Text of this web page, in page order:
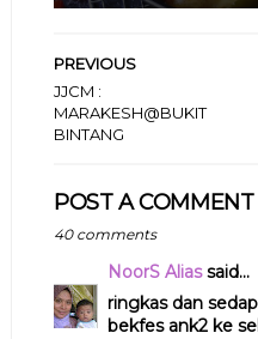
PREVIOUS
JJCM :
MARAKESH@BUKIT
BINTANG
POST A COMMENT
40 comments
NoorS Aliassaid...
ringkas dan
bekfes ank2 ke